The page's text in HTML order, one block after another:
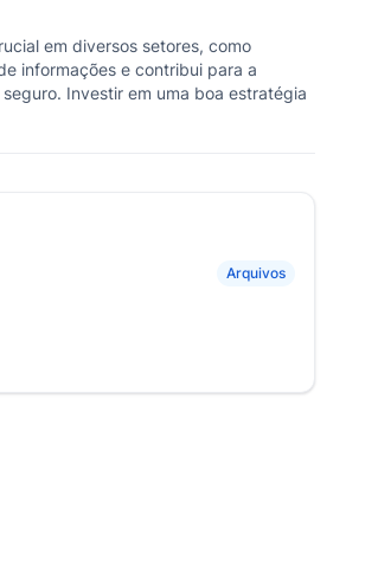
em diversos setores, como
informações e contribui para a
Investir em uma boa estratégia
Arquivos